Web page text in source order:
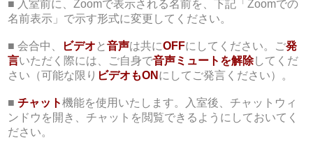
■ 入室前に、Zoomで表示される名前を、下記「Zoomでの
名前表示」で示す形式に変更してください。
■ 会合中、 ビデオ と音声は共にOFFにしてください。ご発
言いただく際には、ご自身で音声ミュートを解除してくだ
さい（可能な限り ビデオもON にしてご発言ください）。
■チャット機能を使用いたします。入室後、チャットウィ
ンドウを開き、チャットを閲覧できるようにしておいてく
ださい。